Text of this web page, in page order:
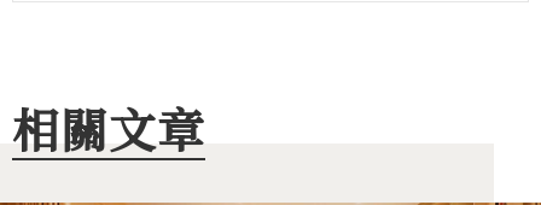
相關文章